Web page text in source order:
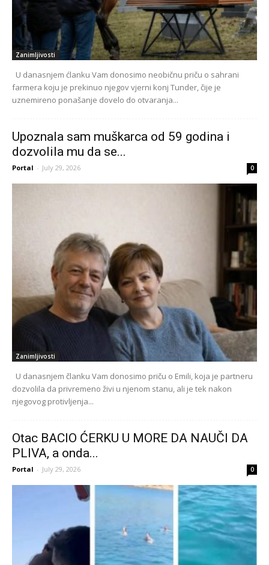
Zanimljivosti
U danasnjem ćlanku Vam donosimo neobičnu priču o sahrani
farmera koju je prekinuo njegov vjerni konj Tunder, čije je
uznemireno ponašanje dovelo do otvaranja...
Upoznala sam muškarca od 59 godina i
dozvolila mu da se...
Portal - July 29, 2026 0
Zanimljivosti
U danasnjem članku Vam donosimo priču o Emili, koja je partneru
dozvolila da privremeno živi u njenom stanu, ali je tek nakon
njegovog protivljenja...
Otac BACIO ĆERKU U MORE DA NAUČI DA
PLIVA, a onda...
Portal - July 29, 2026 0